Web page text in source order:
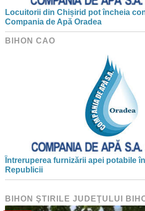
Locuitorii din Chișirid pot încheia
Compania de Apă Oradea
BIHON CAO
Întreruperea furnizării apei potabile
Republicii
BIHON ŞTIRILE JUDEŢULUI